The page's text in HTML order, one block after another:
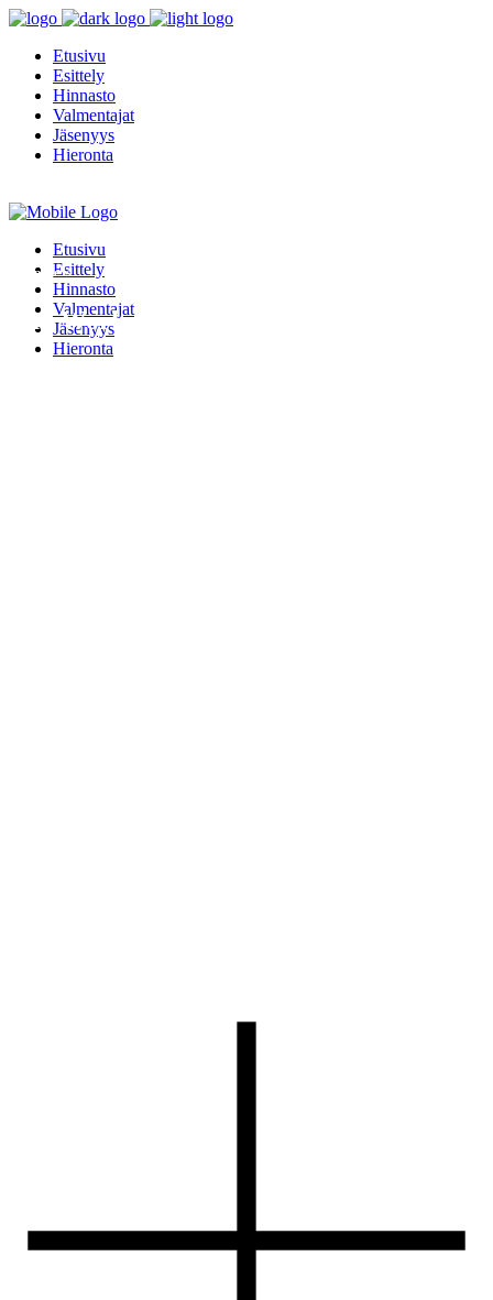
Etusivu
Esittely
Hinnasto
Valmentajat
Jäsenyys
Hieronta
Etusivu
Esittely
Hinnasto
Valmentajat
Jäsenyys
Hieronta
This page is
Fun Workouts